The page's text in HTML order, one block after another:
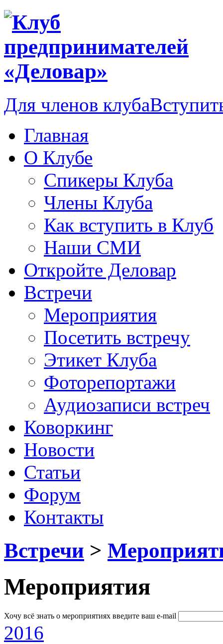
Для членов клуба
Главная
О Клубе
Спикеры Клуба
Члены Клуба
Как вступить в Клуб
Наши СМИ
Откройте Деловар
Встречи
Мероприятия
Посетить встречу
Этикет Клуба
Фоторепортажи
Аудиозаписи встреч
Коворкинг
Новости
Статьи
Форум
Контакты
Встречи >
Мероприятия
Хочу всё знать о мероприятиях введите ваш e-mail
2016